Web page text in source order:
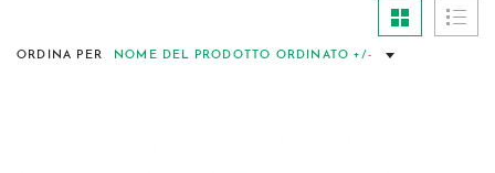
ORDINA PER NOME DEL PRODOTTO ORDINATO +/-